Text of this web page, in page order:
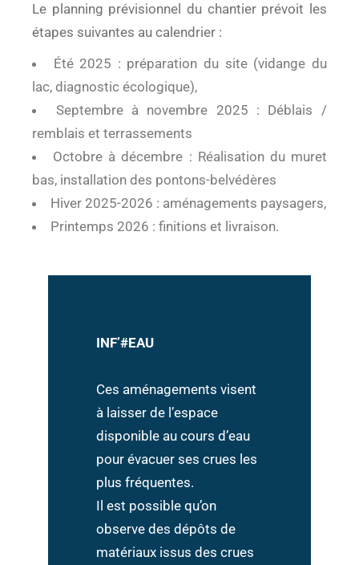
Le planning prévisionnel du chantier prévoit les
étapes suivantes au calendrier :
Été 2025 : préparation du site (vidange du
lac, diagnostic écologique),
Septembre à novembre 2025 : Déblais /
remblais et terrassements
Octobre à décembre : Réalisation du muret
bas, installation des pontons-belvédères
Hiver 2025-2026 : aménagements paysagers,
Printemps 2026 : finitions et livraison.
INF’#EAU
Ces aménagements visent
à laisser de l’espace
disponible au cours d’eau
pour évacuer ses crues les
plus fréquentes.
Il est possible qu’on
observe des dépôts de
matériaux issus des crues